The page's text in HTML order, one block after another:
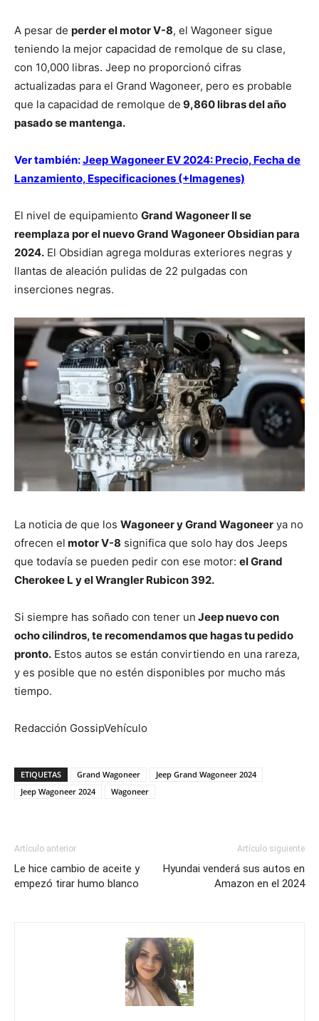
A pesar de perder el motor V-8, el Wagoneer sigue
teniendo la mejor capacidad de remolque de su clase,
con 10,000 libras. Jeep no proporcionó cifras
actualizadas para el Grand Wagoneer, pero es probable
que la capacidad de remolque de 9,860 libras del año
pasado se mantenga.
Ver también:Jeep Wagoneer EV 2024: Precio, Fecha de
Lanzamiento, Especificaciones (+Imagenes)
El nivel de equipamiento Grand Wagoneer II se
reemplaza por el nuevo Grand Wagoneer Obsidian para
2024. El Obsidian agrega molduras exteriores negras y
llantas de aleación pulidas de 22 pulgadas con
inserciones negras.
La noticia de que los Wagoneer y Grand Wagoneer ya no
ofrecen el motor V-8 significa que solo hay dos Jeeps
que todavía se pueden pedir con ese motor: el Grand
Cherokee L y el Wrangler Rubicon 392.
Si siempre has soñado con tener un Jeep nuevo con
ocho cilindros, te recomendamos que hagas tu pedido
pronto. Estos autos se están convirtiendo en una rareza,
y es posible que no estén disponibles por mucho más
tiempo.
Redacción GossipVehículo
ETIQUETAS Grand Wagoneer
Jeep Grand Wagoneer 2024
Jeep Wagoneer 2024
Wagoneer
Artículo anterior
Le hice cambio de aceite y
empezó tirar humo blanco
Artículo siguiente
Hyundai venderá sus autos en
Amazon en el 2024